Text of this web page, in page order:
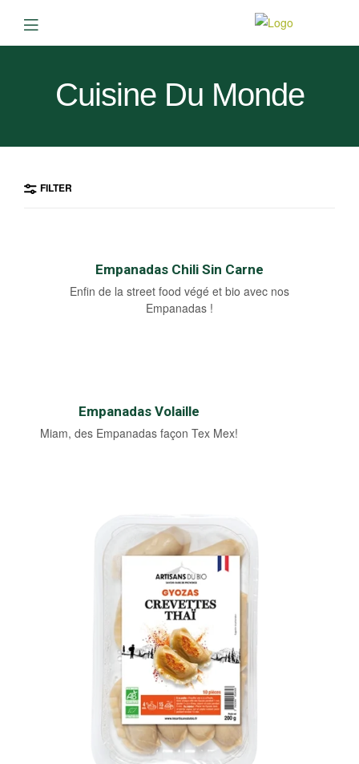
Cuisine Du Monde
FILTER
Empanadas Chili Sin Carne
Enfin de la street food végé et bio avec nos
Empanadas !
Empanadas Volaille
Miam, des Empanadas façon Tex Mex!